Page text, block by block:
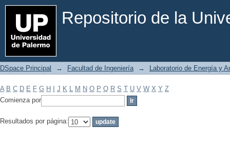
Repositorio de la
Filtrar por: Materia
DSpace Principal → Facultad de Ingeniería → Laboratorio de Energía y
A B C D E F G H J K L M N O P Q R S T U V W X Y Z
Comienza por
Resultados por página: